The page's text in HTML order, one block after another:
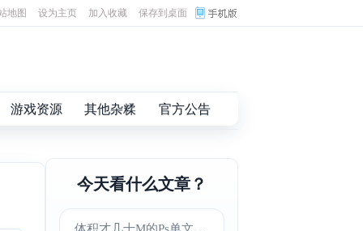
地图 设为主页 加入收藏 保存到桌面
游戏资源 其他杂糅 官方公告
今天看什么文章？
体积才几十M的Ps单文件版